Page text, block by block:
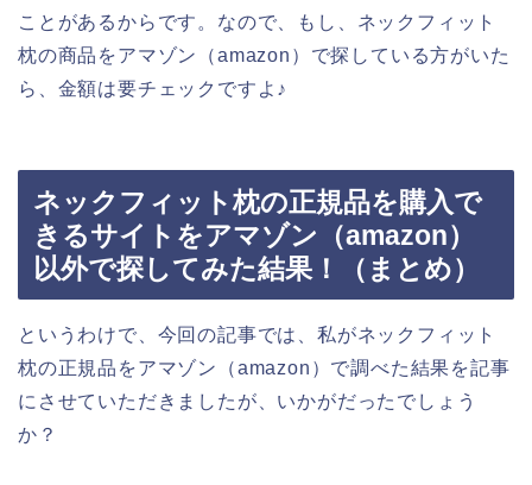
ことがあるからです。なので、もし、ネックフィット
枕の商品をアマゾン（amazon）で探している方がいた
ら、金額は要チェックですよ♪
ネックフィット枕の正規品を購入で
きるサイトをアマゾン（amazon）
以外で探してみた結果！（まとめ）
というわけで、今回の記事では、私がネックフィット
枕の正規品をアマゾン（amazon）で調べた結果を記事
にさせていただきましたが、いかがだったでしょう
か？